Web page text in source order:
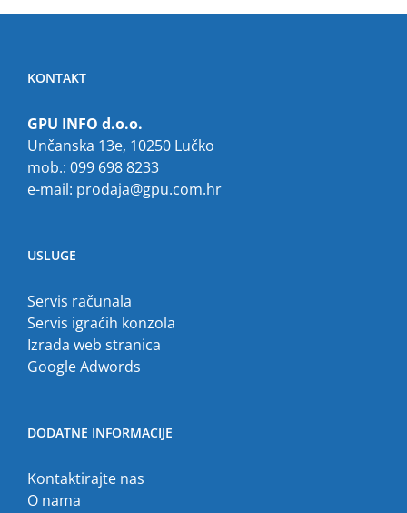
KONTAKT
GPU INFO d.o.o.
Unčanska 13e, 10250 Lučko
mob.: 099 698 8233
e-mail: prodaja@gpu.com.hr
USLUGE
Servis računala
Servis igraćih konzola
Izrada web stranica
Google Adwords
DODATNE INFORMACIJE
Kontaktirajte nas
O nama